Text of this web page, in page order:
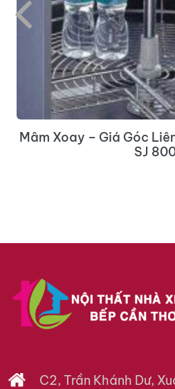
Mâm Xoay – Giá Góc
SJ
C2, Trần Khánh Dư,